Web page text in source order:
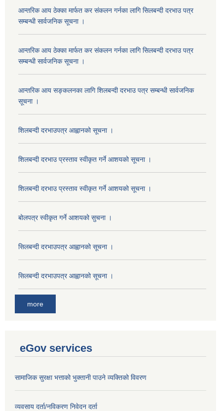
आन्तरिक आय ठेक्का मार्फत कर संकलन गर्नका लागि सिलबन्दी दरभाउ पत्र
सम्बन्धी सार्वजनिक सूचना ।
आन्तरिक आय ठेक्का मार्फत कर संकलन गर्नका लागि सिलबन्दी दरभाउ पत्र
सम्बन्धी सार्वजनिक सूचना ।
आन्तरिक आय सङ्कलनका लागि शिलबन्दी दरभाउ पत्र सम्बन्धी सार्वजनिक
सूचना ।
शिलबन्दी दरभाउपत्र आह्वानको सूचना ।
शिलबन्दी दरभाउ प्रस्ताव स्वीकृत गर्ने आशयको सूचना ।
शिलबन्दी दरभाउ प्रस्ताव स्वीकृत गर्ने आशयको सूचना ।
बोलपत्र स्वीकृत गर्ने आशयको सुचना ।
सिलबन्दी दरभाउपत्र आह्वानको सूचना ।
सिलबन्दी दरभाउपत्र आह्वानको सूचना ।
more
eGov services
सामाजिक सुरक्षा भत्ताको भुक्तानी पाउने व्यक्तिको विवरण
व्यवसाय दर्ता/नविकरण निवेदन दर्ता